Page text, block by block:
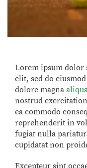
Lorem ipsum dolor
elit, sed do
dolore magna
nostrud
ea commodo
reprehenderit in
fugiat nulla
cupidatat non